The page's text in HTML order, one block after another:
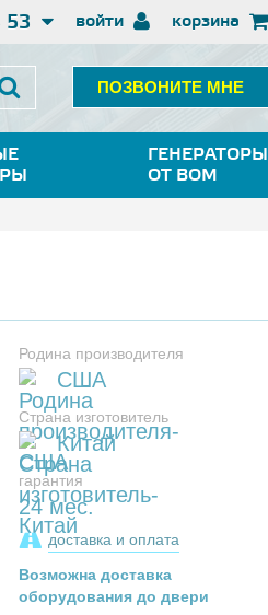
войти
53 корзина
ПОЗВОНИТЕ МНЕ
ГЕНЕРАТОРЫ
ОТ ВОМ
Родина производителя
США
Страна изготовитель
Китай
гарантия
24 мес.
доставка и оплата
Возможна доставка
оборудования до двери